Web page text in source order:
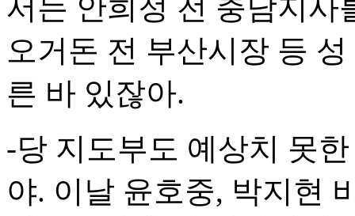
서는 안희정 전 충남지사
오거돈 전 부산시장 등
른 바 있잖아.
-당 지도부도 예상치 못
야. 이날 윤호중, 박지현